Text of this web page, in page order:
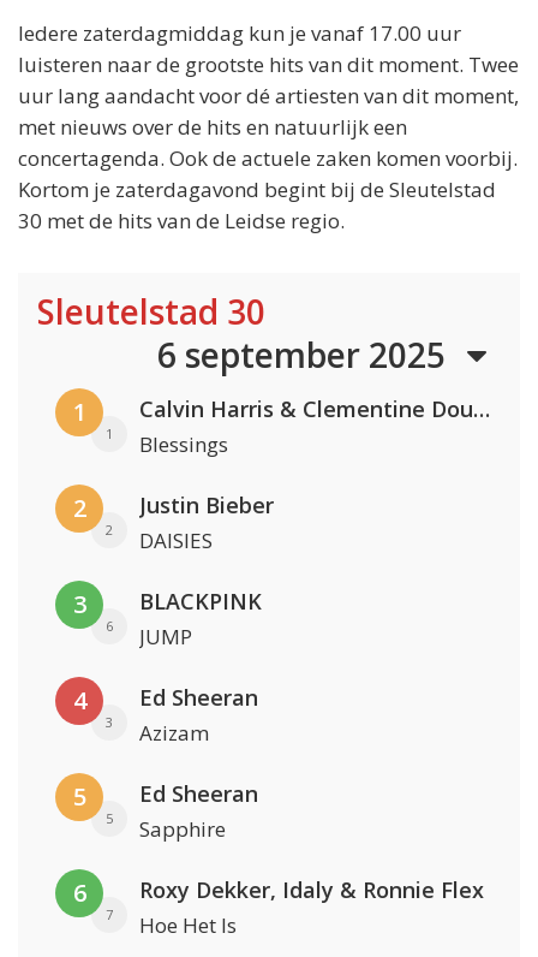
Iedere zaterdagmiddag kun je vanaf 17.00 uur
luisteren naar de grootste hits van dit moment. Twee
uur lang aandacht voor dé artiesten van dit moment,
met nieuws over de hits en natuurlijk een
concertagenda. Ook de actuele zaken komen voorbij.
Kortom je zaterdagavond begint bij de Sleutelstad
30 met de hits van de Leidse regio.
Sleutelstad 30
6 september 2025
1
1
Calvin Harris & Clementine Douglas
Blessings
2
2
Justin Bieber
DAISIES
3
6
BLACKPINK
JUMP
4
3
Ed Sheeran
Azizam
5
5
Ed Sheeran
Sapphire
6
7
Roxy Dekker, Idaly & Ronnie Flex
Hoe Het Is